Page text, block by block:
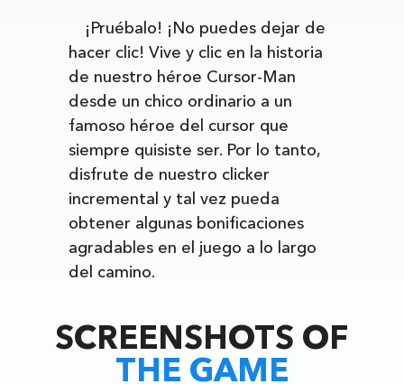
¡Pruébalo! ¡No puedes dejar de
hacer clic! Vive y clic en la historia
de nuestro héroe Cursor-Man
desde un chico ordinario a un
famoso héroe del cursor que
siempre quisiste ser. Por lo tanto,
disfrute de nuestro clicker
incremental y tal vez pueda
obtener algunas bonificaciones
agradables en el juego a lo largo
del camino.
SCREENSHOTS OF
THE GAME